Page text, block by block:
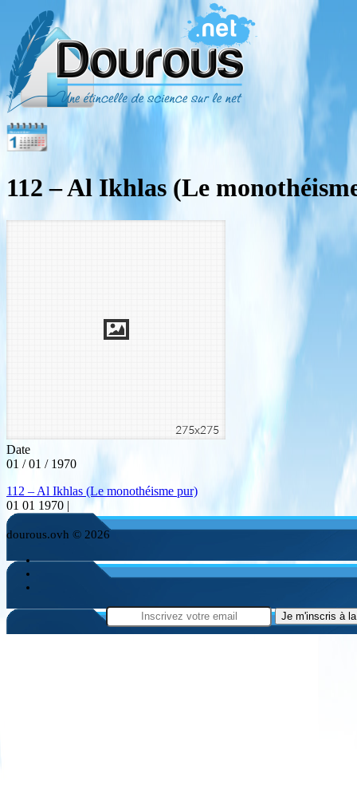
112 – Al Ikhlas (Le
Date
01 / 01 / 1970
112 – Al Ikhlas (Le monothéisme pur)
01 01 1970 |
dourous.ovh © 2026